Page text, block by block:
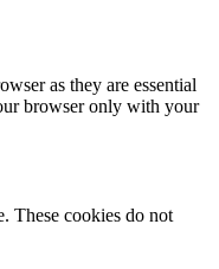
as they are essential
browser only with your
These cookies do not